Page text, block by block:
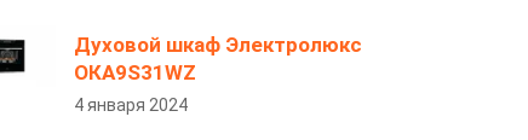
Духовой шкаф Электролюкс
ОКА9S31WZ
4 января 2024